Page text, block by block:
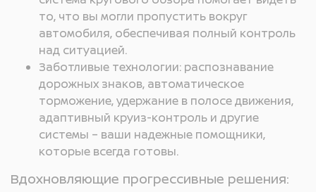
то, что вы могли пропустить вокруг
автомобиля, обеспечивая полный контроль
над ситуацией.
Заботливые технологии: распознавание
дорожных знаков, автоматическое
торможение, удержание в полосе движения,
адаптивный круиз-контроль и другие
системы – ваши надежные помощники,
которые всегда готовы.
Вдохновляющие прогрессивные решения: